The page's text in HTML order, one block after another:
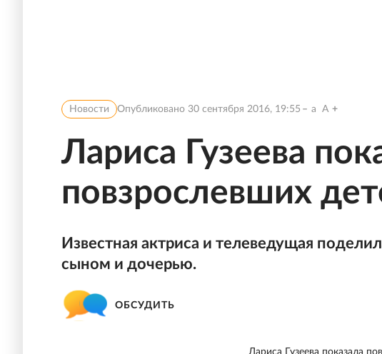
Новости Опубликовано 30 сентября 2016, 19:55 a A
Лариса Гузеева
повзрослевших
Известная актриса и телеведущая
сыном и дочерью.
ОБСУДИТЬ